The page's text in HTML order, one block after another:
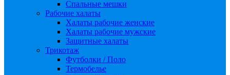
Спальные мешки
Рабочие халаты
Халаты рабочие женские
Халаты рабочие мужские
Защитные халаты
Трикотаж
Футболки / Поло
Термобелье